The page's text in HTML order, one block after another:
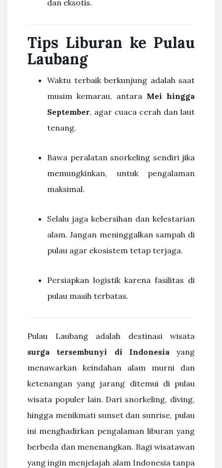
dan eksotis.
Tips Liburan ke Pulau
Laubang
Waktu terbaik berkunjung adalah saat
musim kemarau, antara Mei hingga
September, agar cuaca cerah dan laut
tenang.
Bawa peralatan snorkeling sendiri jika
memungkinkan, untuk pengalaman
maksimal.
Selalu jaga kebersihan dan kelestarian
alam. Jangan meninggalkan sampah di
pulau agar ekosistem tetap terjaga.
Persiapkan logistik karena fasilitas di
pulau masih terbatas.
Pulau Laubang adalah destinasi wisata
surga tersembunyi di Indonesia yang
menawarkan keindahan alam murni dan
ketenangan yang jarang ditemui di pulau
wisata populer lain. Dari snorkeling, diving,
hingga menikmati sunset dan sunrise, pulau
ini menghadirkan pengalaman liburan yang
berbeda dan menenangkan. Bagi wisatawan
yang ingin menjelajah alam Indonesia tanpa